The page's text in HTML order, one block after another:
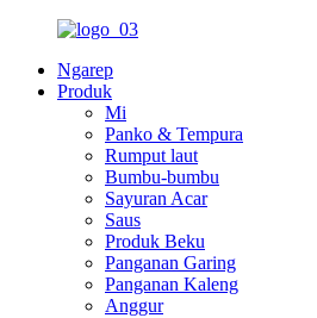
Ngarep
Produk
Mi
Panko & Tempura
Rumput laut
Bumbu-bumbu
Sayuran Acar
Saus
Produk Beku
Panganan Garing
Panganan Kaleng
Anggur